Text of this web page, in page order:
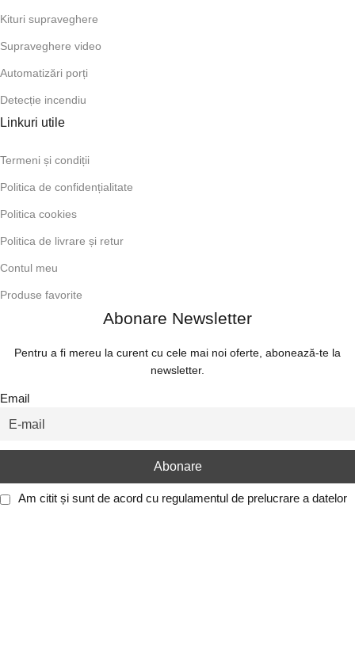
Kituri supraveghere
Supraveghere video
Automatizări porți
Detecție incendiu
Linkuri utile
Termeni și condiții
Politica de confidențialitate
Politica cookies
Politica de livrare și retur
Contul meu
Produse favorite
Abonare Newsletter
Pentru a fi mereu la curent cu cele mai noi oferte, abonează-te la
newsletter.
Email
Am citit și sunt de acord cu regulamentul de prelucrare a datelor